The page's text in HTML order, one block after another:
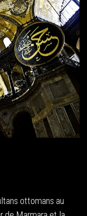
ottomans au